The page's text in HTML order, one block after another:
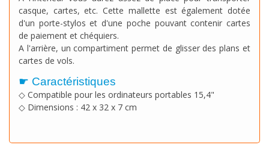
casque, cartes, etc. Cette mallette est également dotée
d'un porte-stylos et d'une poche pouvant contenir cartes
de paiement et chéquiers.
A l'arrière, un compartiment permet de glisser des plans et
cartes de vols.
☛ Caractéristiques
◇ Compatible pour les ordinateurs portables 15,4"
◇ Dimensions : 42 x 32 x 7 cm